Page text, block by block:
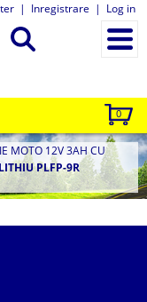
| Inregistrare | Log in
0
MOTO 12V 3AH CU
PLFP-9R